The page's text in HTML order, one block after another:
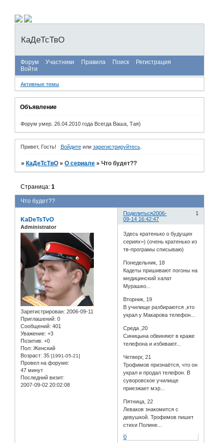
КаДеТсТвО
Форум Участники Правила Поиск
Регистрация
Войти
Активные темы
Объявление
Форум умер. 26.04.2010 года Всегда Ваша, Тая)
Привет, Гость! Войдитеили зарегистрируйтесь.
» КаДеТсТвО »О сериале »Что будет??
Что будет??
Страница:1
Поделиться 1
2006-
09-14 16:42:47
KaDeTsTvO
Administrator
Зарегистрирован: 2006-09-11
Приглашений: 0
Сообщений: 401
Уважение: +3
Позитив: +0
Пол: Женский
Возраст: 35 [1991-05-21]
Провел на форуме:
47 минут
Последний визит:
2007-09-02 20:02:08
Здесь кратенько о будущих
сериях=) (очень кратенько из
тв-програмы списываю)
Понедельник, 18
Кадеты пришивают погоны на
медицинский халат
Мурашко...
Вторник, 19
В училище разбираются ,кто
украл у Макарова телефон...
Среда ,20
Синицына обвиняют в краже
телефона и избивают...
Четверг, 21
Трофимов признаётся, что он
украл и продал телефон. В
суворовское училище
приезжает мэр...
Пятница, 22
Леваков знакомится с
девушкой. Трофимов пишет
стихи Полине...
0